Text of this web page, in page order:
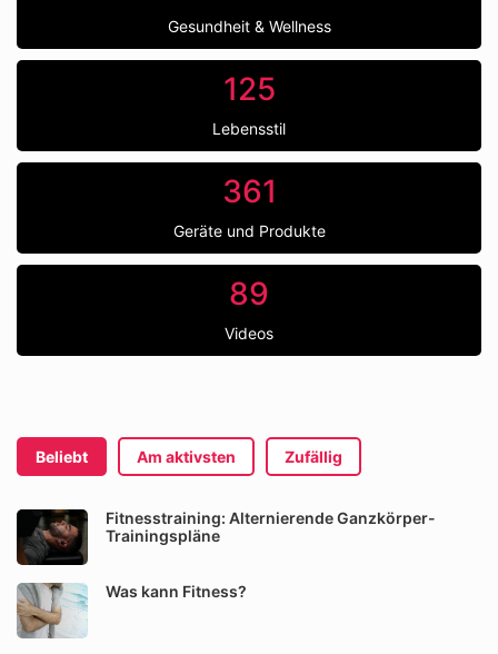
Gesundheit & Wellness
125
Lebensstil
361
Geräte und Produkte
89
Videos
Beliebt Am aktivsten Zufällig
Fitnesstraining: Alternierende Ganzkörper-
Trainingspläne
Was kann Fitness?